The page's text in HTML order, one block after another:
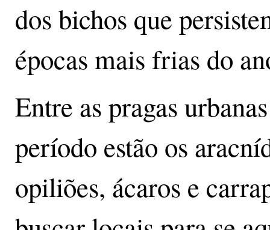
dos bichos que
épocas mais frias do
Entre as pragas
período estão os
opiliões, ácaros e